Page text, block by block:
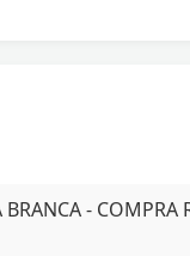
BRANCA - COMPRA